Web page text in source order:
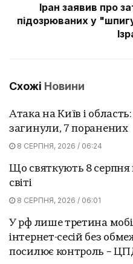
Іран заявив про
підозрюваних у
Схожі Новини
Атака на Київ і
загинули, 7 поранених
8 СЕРПНЯ, 2026 / 06:24
Що святкують 8 серпня
світі
8 СЕРПНЯ, 2026 / 06:01
У рф лише третина
інтернет-сесій без
посилює контроль –